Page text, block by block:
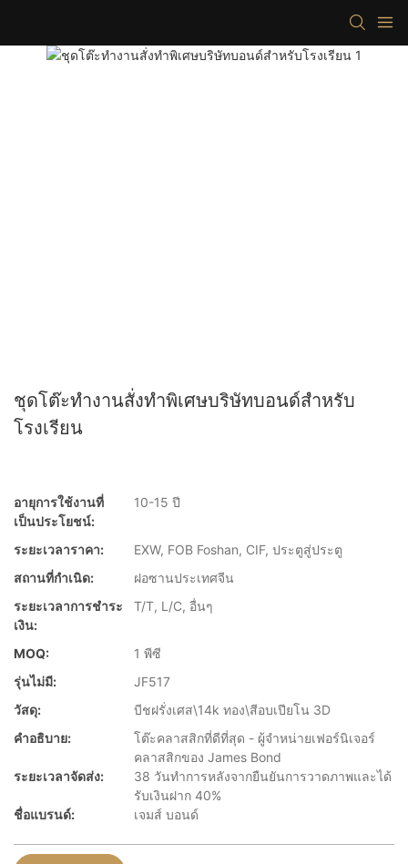
ชุดโต๊ะทำงานสั่งทำพิเศษบริษัทบอนด์สำหรับ
โรงเรียน
อายุการใช้งานที่
เป็นประโยชน์:
10-15 ปี
ระยะเวลาราคา:
EXW, FOB Foshan, CIF, ประตูสู่ประตู
สถานที่กำเนิด:
ฝอซานประเทศจีน
ระยะเวลาการชำระ
เงิน:
T/T, L/C, อื่นๆ
MOQ:
1 พีซี
รุ่นไม่มี:
JF517
วัสดุ:
บีชฝรั่งเศส\14k ทอง\สีอบเปียโน 3D
คำอธิบาย:
โต๊ะคลาสสิกที่ดีที่สุด - ผู้จำหน่ายเฟอร์นิเจอร์
คลาสสิกของ James Bond
ระยะเวลาจัดส่ง:
38 วันทำการหลังจากยืนยันการวาดภาพและได้
รับเงินฝาก 40%
ชื่อแบรนด์:
เจมส์ บอนด์